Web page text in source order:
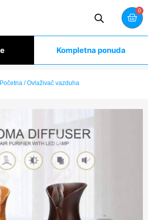
0
Kompletna ponuda
Početna/ Ovlaživač vazduha